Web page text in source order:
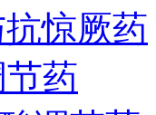
惊厥药
药